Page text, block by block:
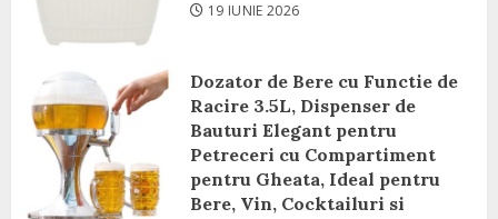
19 IUNIE 2026
Dozator de Bere cu Functie de
Racire 3.5L, Dispenser de
Bauturi Elegant pentru
Petreceri cu Compartiment
pentru Gheata, Ideal pentru
Bere, Vin, Cocktailuri si